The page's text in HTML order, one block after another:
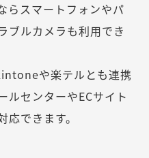
らスマートフォンやパ
ブルカメラも利用でき
や楽テルとも連携
ルセンターやECサイト
できます。